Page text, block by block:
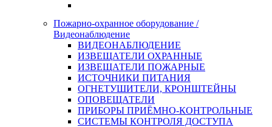
Пожарно-охранное оборудование /
Видеонаблюдение
ВИДЕОНАБЛЮДЕНИЕ
ИЗВЕЩАТЕЛИ ОХРАННЫЕ
ИЗВЕЩАТЕЛИ ПОЖАРНЫЕ
ИСТОЧНИКИ ПИТАНИЯ
ОГНЕТУШИТЕЛИ, КРОНШТЕЙНЫ
ОПОВЕЩАТЕЛИ
ПРИБОРЫ ПРИЁМНО-КОНТРОЛЬНЫЕ
СИСТЕМЫ КОНТРОЛЯ ДОСТУПА